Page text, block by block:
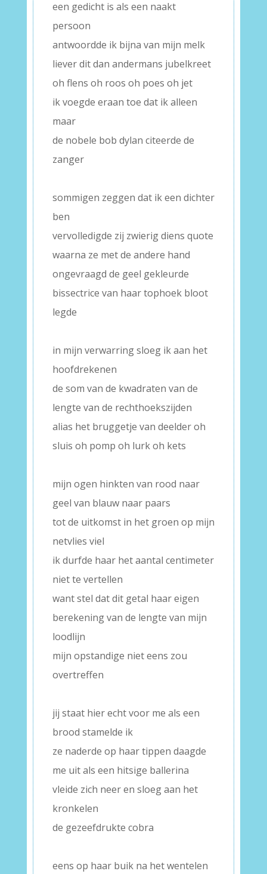
een gedicht is als een naakt
persoon
antwoordde ik bijna van mijn melk
liever dit dan andermans jubelkreet
oh flens oh roos oh poes oh jet
ik voegde eraan toe dat ik alleen
maar
de nobele bob dylan citeerde de
zanger
sommigen zeggen dat ik een dichter
ben
vervolledigde zij zwierig diens quote
waarna ze met de andere hand
ongevraagd de geel gekleurde
bissectrice van haar tophoek bloot
legde
in mijn verwarring sloeg ik aan het
hoofdrekenen
de som van de kwadraten van de
lengte van de rechthoekszijden
alias het bruggetje van deelder oh
sluis oh pomp oh lurk oh kets
mijn ogen hinkten van rood naar
geel van blauw naar paars
tot de uitkomst in het groen op mijn
netvlies viel
ik durfde haar het aantal centimeter
niet te vertellen
want stel dat dit getal haar eigen
berekening van de lengte van mijn
loodlijn
mijn opstandige niet eens zou
overtreffen
jij staat hier echt voor me als een
brood stamelde ik
ze naderde op haar tippen daagde
me uit als een hitsige ballerina
vleide zich neer en sloeg aan het
kronkelen
de gezeefdrukte cobra
eens op haar buik na het wentelen